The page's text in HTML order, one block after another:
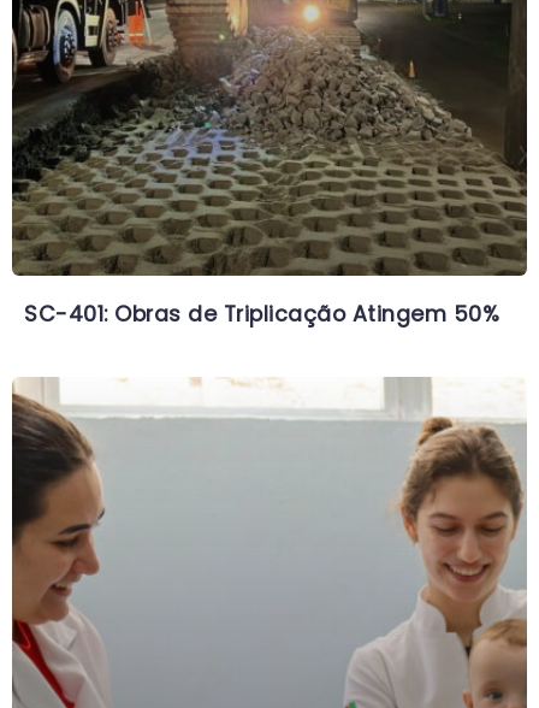
SC-401: Obras de Triplicação Atingem 50%